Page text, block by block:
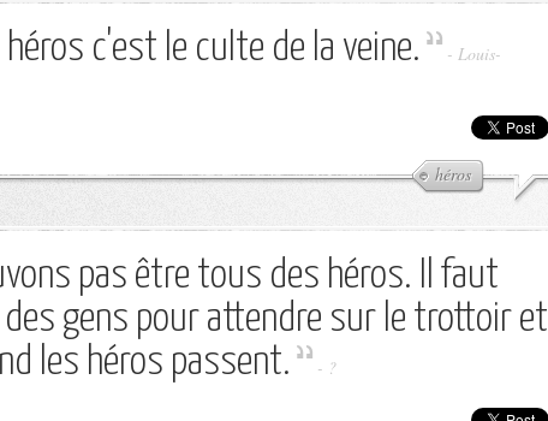
c'est le culte de la veine. - Louis-
héros
pas être tous des héros. Il faut
gens pour attendre sur le trottoir et
les héros passent.
- ?